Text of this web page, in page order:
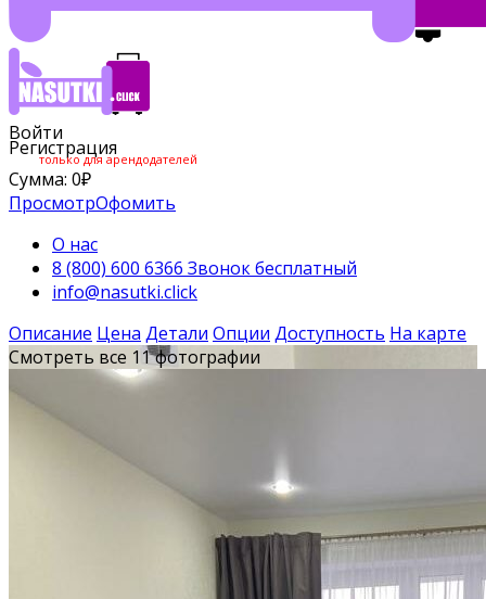
Войти
Регистрация
только для арендодателей
Сумма: 0₽
ПросмотрОфомить
О нас
8 (800) 600 6366 Звонок бесплатный
info@nasutki.click
Описание Цена Детали Опции Доступность На карте
Смотреть все 11 фотографии